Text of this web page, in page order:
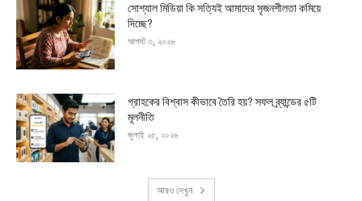
সোশ্যাল মিডিয়া কি সত্যিই আমাদের সৃজনশীলতা কমিয়ে
দিচ্ছে?
আগস্ট ৩, ২০২৬
গ্রাহকের বিশ্বাস কীভাবে তৈরি হয়? সফল ব্র্যান্ডের ৫টি
মূলনীতি
জুলাই ২৫, ২০২৬
আরও দেখুন